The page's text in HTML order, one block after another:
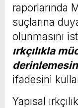
raporlarında
suçlarına
olunmasını
ırkçılıkla
ifadesini
Yapısal